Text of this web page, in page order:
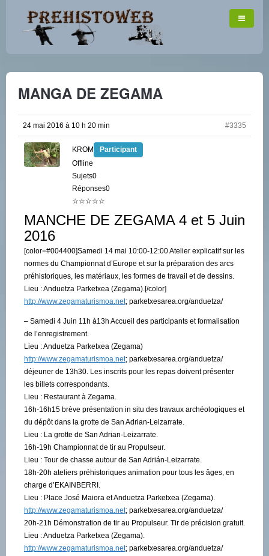
MANGA DE ZEGAMA
24 mai 2016 à 10 h 20 min #3335
KROM
Participant
Offline
Sujets0
Réponses0
☆☆☆☆☆
MANCHE DE ZEGAMA 4 et 5 Juin
2016
[color=#004400]Samedi 14 mai 10:00-12:00 Atelier explicatif sur les
normes du Championnat d’Europe et sur la préparation des arcs
préhistoriques, les matériaux, les formes de travail et de dessins.
Lieu : Anduetza Parketxea (Zegama).[/color]
http://www.zegamaturismoa.net; parketxesarea.org/anduetza/
– Samedi 4 Juin 11h à13h Accueil des participants et formalisation
de l’enregistrement.
Lieu : Anduetza Parketxea (Zegama)
http://www.zegamaturismoa.net; parketxesarea.org/anduetza/
déjeuner de 13h30. Les inscrits pour les repas doivent présenter
les billets correspondants.
Lieu : Restaurant à Zegama.
16h-16h15 brève présentation in situ des travaux archéologiques et
du dépôt dans la grotte de San Adrian-Leizarrate.
Lieu : La grotte de San Adrian-Leizarrate.
16h-19h Championnat de tir au Propulseur.
Lieu : Tour de chasse autour de San Adrián-Leizarrate.
18h-20h ateliers préhistoriques animation pour tous les âges, en
charge d’EKAINBERRI.
Lieu : Place José Maiora et Anduetza Parketxea (Zegama).
http://www.zegamaturismoa.net; parketxesarea.org/anduetza/
20h-21h Démonstration de tir au Propulseur. Tir de précision gratuit.
Lieu : Anduetza Parketxea (Zegama).
http://www.zegamaturismoa.net; parketxesarea.org/anduetza/